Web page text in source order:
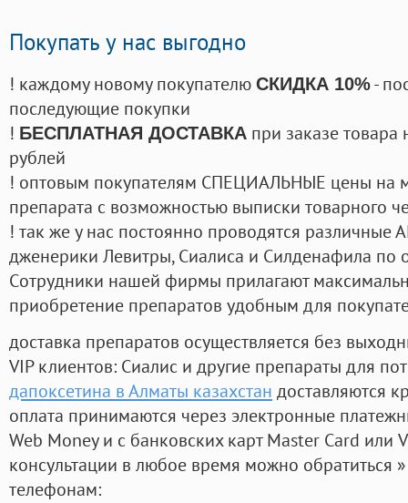
Покупать у нас выгодно
! каждому новому покупателю СКИДКА 10%-
последующие покупки
! БЕСПЛАТНАЯ ДОСТАВКА при заказе
рублей
! оптовым покупателям СПЕЦИАЛЬНЫЕ цены на
препарата с возможностью выписки товарного
! так же у нас постоянно проводятся
дженерики Левитры, Сиалиса и Силденафила по
Cотрудники нашей фирмы прилагают
приобретение препаратов удобным для
доставка препаратов осуществляется без
VIP клиентов: Сиалис и другие препараты для
дапоксетина в Алматы казахстан доставляются
оплата принимаются через электронные
Web Money и с банковских карт Master Card или
консультации в любое время можно обратиться
телефонам: